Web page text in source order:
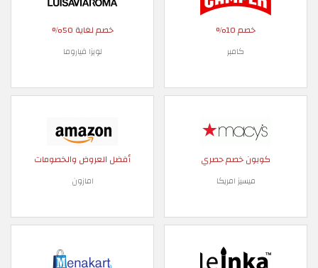
خصم 10%
كامبر
خصم لغاية 50%
لويزا فياروما
كوبون خصم حصري
ميسيز امريكا
أفضل العروض والخصومات
امازون